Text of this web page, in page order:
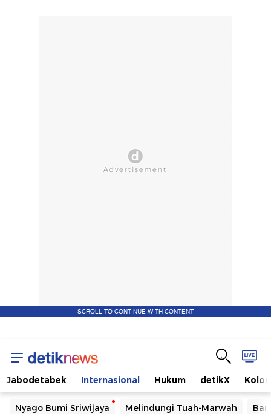
SCROLL TO CONTINUE WITH CONTENT
Jabodetabek Internasional Hukum detikX
Nyago Bumi Sriwijaya Melindungi Tuah-Marwah